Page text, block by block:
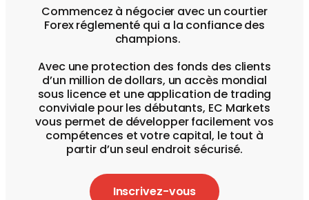
Commencez à négocier avec un courtier
Forex réglementé qui a la confiance des
champions.
Avec une protection des fonds des clients
d’un million de dollars, un accès mondial
sous licence et une application de trading
conviviale pour les débutants, EC Markets
vous permet de développer facilement vos
compétences et votre capital, le tout à
partir d’un seul endroit sécurisé.
Inscrivez-vous